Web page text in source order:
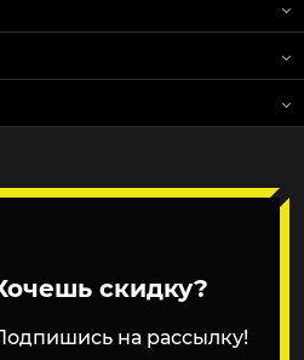
скидку?
на рассылку!